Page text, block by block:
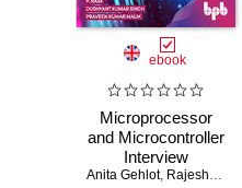
ebook
Microprocessor
and Microcontroller
Interview
Questions
Anita Gehlot, Rajesh Singh